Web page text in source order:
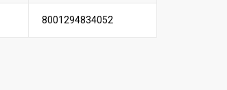
8001294834052